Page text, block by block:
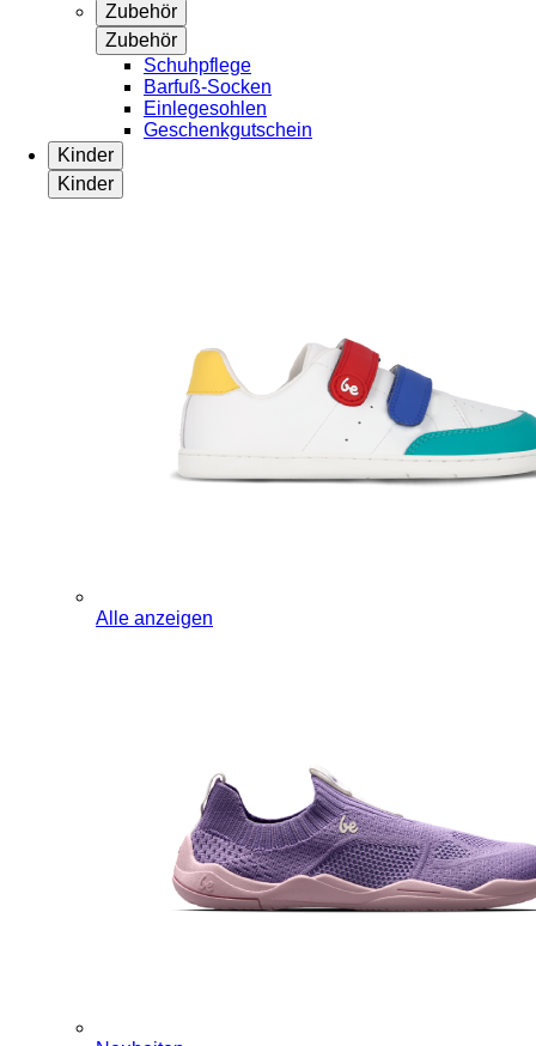
Zubehör
Zubehör
Schuhpflege
Barfuß-Socken
Einlegesohlen
Geschenkgutschein
Kinder
Kinder
Alle anzeigen